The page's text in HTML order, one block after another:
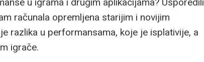
računala opremljena starijim i novijim
razlika u performansama, koje je isplativije, a
igrače.